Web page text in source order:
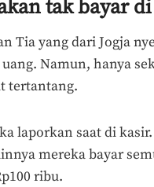
tak bayar
Tia yang dari Jogja
Namun, hanya
tertantang.
laporkan saat di
mereka bayar
ribu.